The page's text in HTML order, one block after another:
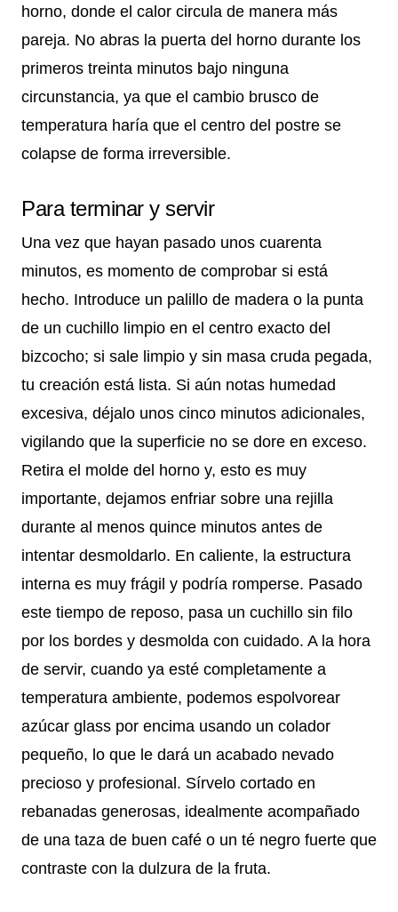
horno, donde el calor circula de manera más
pareja. No abras la puerta del horno durante los
primeros treinta minutos bajo ninguna
circunstancia, ya que el cambio brusco de
temperatura haría que el centro del postre se
colapse de forma irreversible.
Para terminar y servir
Una vez que hayan pasado unos cuarenta
minutos, es momento de comprobar si está
hecho. Introduce un palillo de madera o la punta
de un cuchillo limpio en el centro exacto del
bizcocho; si sale limpio y sin masa cruda pegada,
tu creación está lista. Si aún notas humedad
excesiva, déjalo unos cinco minutos adicionales,
vigilando que la superficie no se dore en exceso.
Retira el molde del horno y, esto es muy
importante, dejamos enfriar sobre una rejilla
durante al menos quince minutos antes de
intentar desmoldarlo. En caliente, la estructura
interna es muy frágil y podría romperse. Pasado
este tiempo de reposo, pasa un cuchillo sin filo
por los bordes y desmolda con cuidado. A la hora
de servir, cuando ya esté completamente a
temperatura ambiente, podemos espolvorear
azúcar glass por encima usando un colador
pequeño, lo que le dará un acabado nevado
precioso y profesional. Sírvelo cortado en
rebanadas generosas, idealmente acompañado
de una taza de buen café o un té negro fuerte que
contraste con la dulzura de la fruta.